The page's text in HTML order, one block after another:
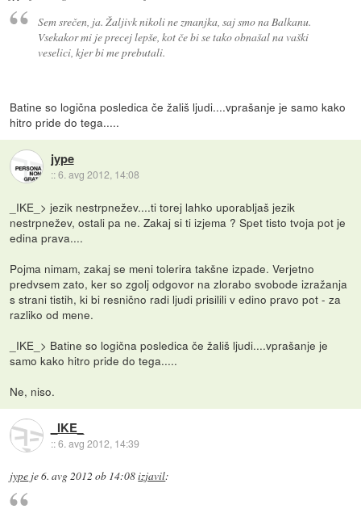
Sem srečen, ja. Žaljivk nikoli ne zmanjka, saj smo na Balkanu.
Vsekakor mi je precej lepše, kot če bi se tako obnašal na vaški
veselici, kjer bi me prebutali.
Batine so logična posledica če žališ ljudi....vprašanje je samo kako
hitro pride do tega.....
jype
::6. avg 2012, 14:08
_IKE_> jezik nestrpnežev....ti torej lahko uporabljaš jezik
nestrpnežev, ostali pa ne. Zakaj si ti izjema ? Spet tisto tvoja pot je
edina prava....
Pojma nimam, zakaj se meni tolerira takšne izpade. Verjetno
predvsem zato, ker so zgolj odgovor na zlorabo svobode izražanja
s strani tistih, ki bi resnično radi ljudi prisilili v edino pravo pot - za
razliko od mene.
_IKE_> Batine so logična posledica če žališ ljudi....vprašanje je
samo kako hitro pride do tega.....
Ne, niso.
_IKE_
::6. avg 2012, 14:39
jype je6. avg 2012 ob 14:08izjavil: